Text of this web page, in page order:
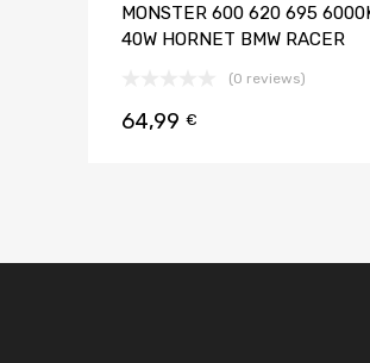
MONSTER 600 620 695
40W HORNET BMW RACER
(0 reviews)
64,99 €